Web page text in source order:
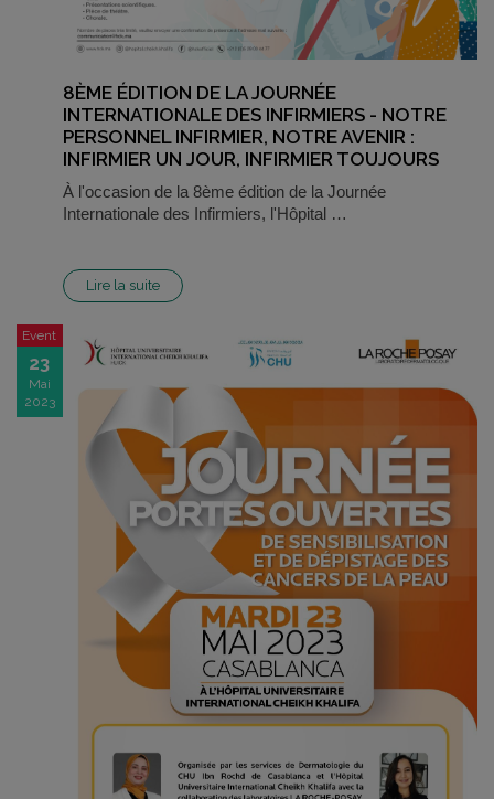
8ÈME ÉDITION DE LA JOURNÉE
INTERNATIONALE DES INFIRMIERS - NOTRE
PERSONNEL INFIRMIER, NOTRE AVENIR :
INFIRMIER UN JOUR, INFIRMIER TOUJOURS
À l'occasion de la 8ème édition de la Journée
Internationale des Infirmiers, l'Hôpital …
Lire la suite
Event
23
Mai
2023